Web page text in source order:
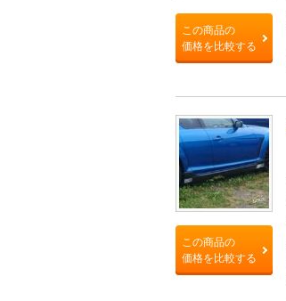
この商品の
価格を比較する
この商品の
価格を比較する